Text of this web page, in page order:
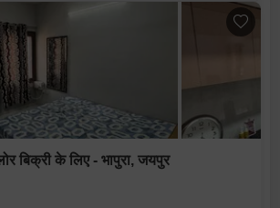
बिक्री के लिए - भापुरा, जयपुर